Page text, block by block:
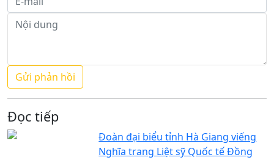
Đọc tiếp
Đoàn đại biểu tỉnh Hà Giang viếng
Nghĩa trang Liệt sỹ Quốc tế Đồng